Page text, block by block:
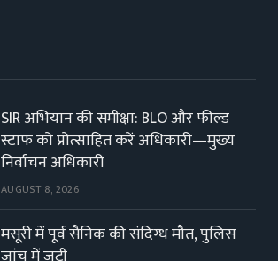
SIR अभियान की समीक्षा: BLO और फील्ड
स्टाफ को प्रोत्साहित करें अधिकारी—मुख्य
निर्वाचन अधिकारी
AUGUST 8, 2026
मसूरी में पूर्व सैनिक की संदिग्ध मौत, पुलिस